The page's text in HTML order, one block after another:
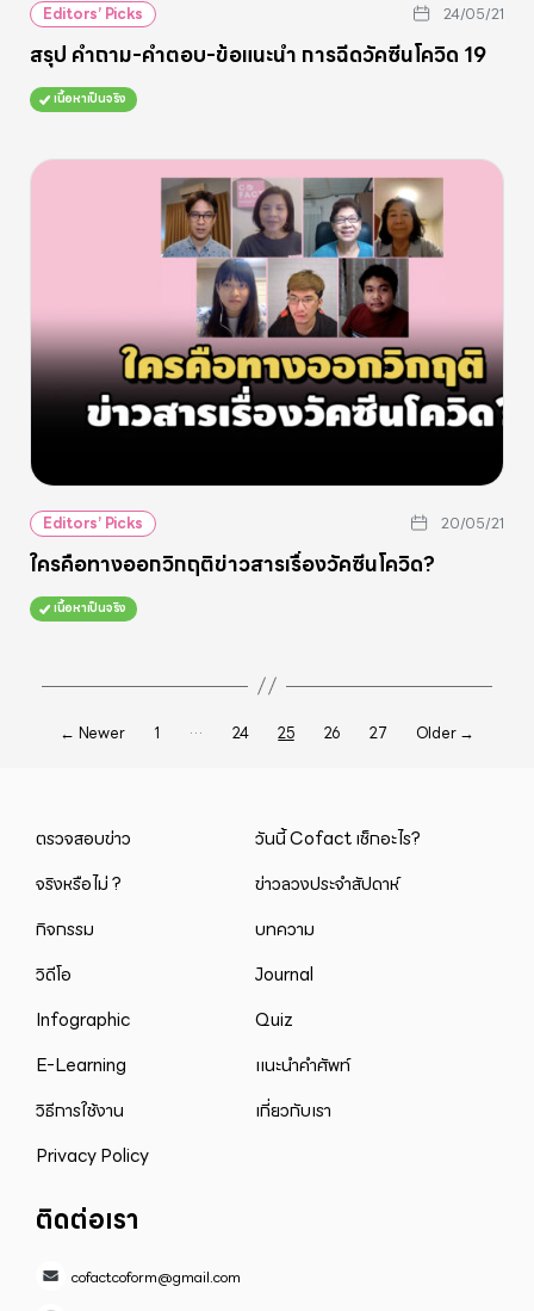
Editors’ Picks 24/05/21
สรุป คำถาม-คำตอบ-ข้อแนะนำ การฉีดวัคซีนโควิด 19
เนื้อหาเป็นจริง
Editors’ Picks 20/05/21
ใครคือทางออกวิกฤติข่าวสารเรื่องวัคซีนโควิด?
เนื้อหาเป็นจริง
Posts
← Newer 1 … 24 25 26 27 Older →
ตรวจสอบข่าว
วันนี้ Cofact เช็กอะไร?
จริงหรือไม่ ?
ข่าวลวงประจำสัปดาห์
กิจกรรม
บทความ
วิดีโอ
Journal
Infographic
Quiz
E-Learning
แนะนำคำศัพท์
วิธีการใช้งาน
เกี่ยวกับเรา
Privacy Policy
ติดต่อเรา
cofactcoform@gmail.com